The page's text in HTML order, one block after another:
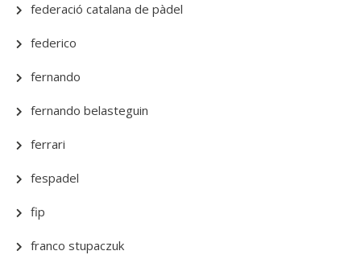
federació catalana de pàdel
federico
fernando
fernando belasteguin
ferrari
fespadel
fip
franco stupaczuk